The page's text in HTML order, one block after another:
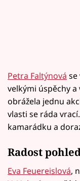
Petra Faltýnová se
velkými úspěchy a
obrážela jednu
vlasti se ráda
kamarádku a
Radost
Eva Feuereislová,